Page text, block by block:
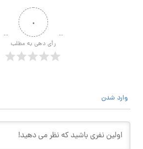
۰
رأی دهی به مطلب
وارد شدن